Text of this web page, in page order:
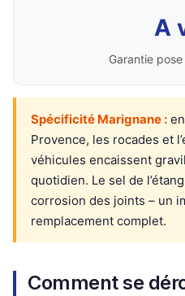
A
Garantie
Spécificité Marignane :
Provence, les rocades et
véhicules encaissent
quotidien. Le sel de
corrosion des joints – un
remplacement complet.
Comment se